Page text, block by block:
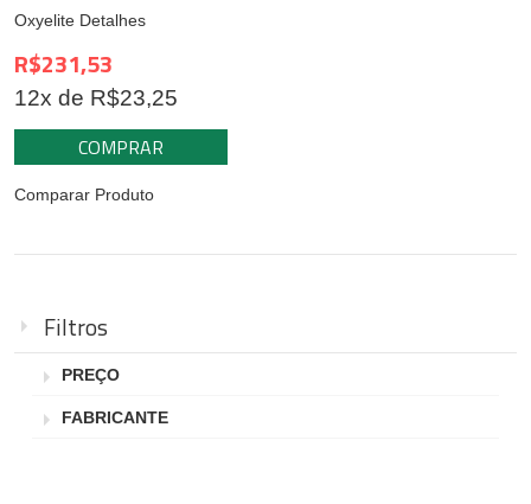
Oxyelite Detalhes
R$231,53
12x de R$23,25
COMPRAR
Comparar Produto
Filtros
PREÇO
FABRICANTE